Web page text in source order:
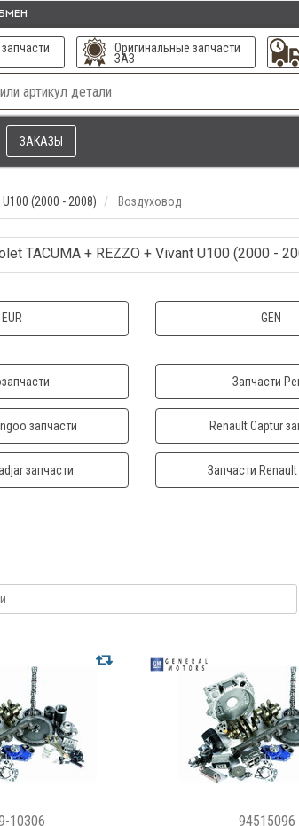
Оригинальные запчасти
ЗАЗ
ЗАКАЗЫ
(2000 - 2008) Воздуховод
TACUMA + REZZO + Vivant U100 (2000 -
EUR GEN
Запчасти
запчасти Renault Captur
запчасти Запчасти
10306 94515096